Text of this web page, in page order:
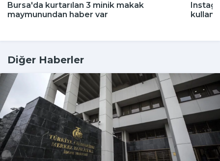
Bursa'da kurtarılan 3 minik makak
maymunundan haber var
Diğer Haberler